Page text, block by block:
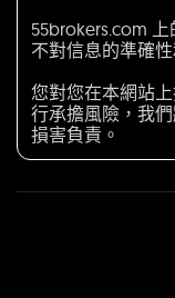
55brokers.com
不對信息的準確
您對您在本網站
行承擔風險，我
損害負責。